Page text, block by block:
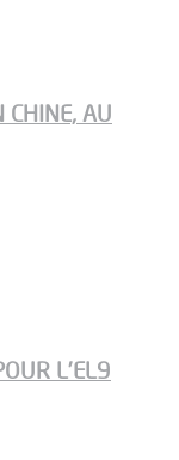
CHINE, AU
L’EL9